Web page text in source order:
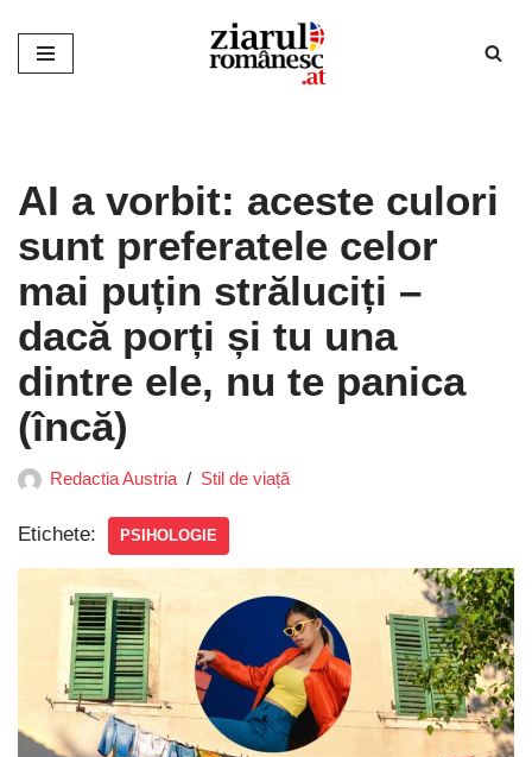
Sari
AI a vorbit: aceste culori
sunt preferatele celor
mai puțin străluciți –
dacă porți și tu una
dintre ele, nu te panica
(încă)
Redactia Austria Stil de viață
Etichete: PSIHOLOGIE